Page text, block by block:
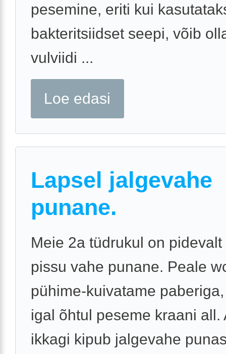
pesemine, eriti kui
bakteritsiidset seepi, võib
vulviidi ...
Loe edasi
Lapsel jalgevahe
punane.
Meie 2a tüdrukul on
pissu vahe punane. Peale
pühime-kuivatame
igal õhtul peseme kraani all.
ikkagi kipub jalgevahe